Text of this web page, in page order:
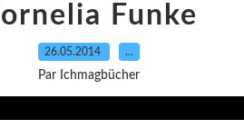
Funke
26.05.2014 …
Par Ichmagbücher